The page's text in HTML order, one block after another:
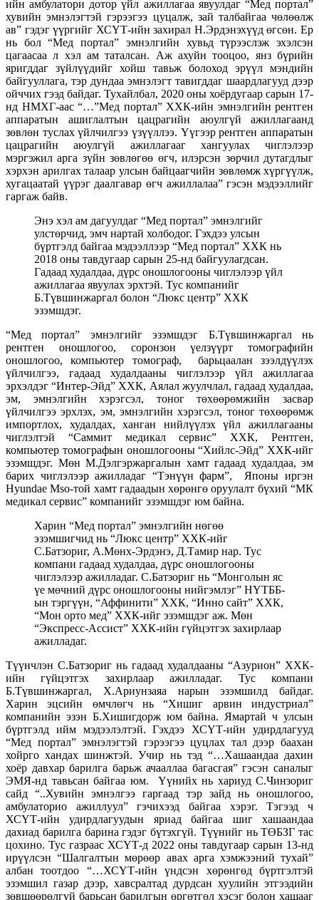
ийн амбулатори дотор үйл ажиллагаа явуулдаг “Мед портал”
хувийн эмнэлэгтэй гэрээгээ цуцалж, зай талбайгаа чөлөөлж
ав” гэдэг үүргийг ХСҮТ-ийн захирал Н.Эрдэнэхүүд өгсөн. Ер
нь бол “Мед портал” эмнэлгийн хувьд түрээслэж эхэлсэн
цагаасаа л хэл ам таталсан. Аж ахуйн тооцоо, янз бүрийн
яригддаг зүйлүүдийг хойш тавьж болоход эрүүл мэндийн
байгууллага, тэр дундаа эмнэлэгт тавигддаг шаардлагууд дээр
ойччих гээд байдаг. Тухайлбал, 2020 оны хоёрдугаар сарын 17-
нд НМХГ-аас “…”Мед портал” ХХК-ийн эмнэлгийн рентген
аппаратын ашиглалтын цацрагийн аюулгүй ажиллагаанд
зөвлөн туслах үйлчилгээ үзүүллээ. Үүгээр рентген аппаратын
цацрагийн аюулгүй ажиллагааг хангуулах чиглэлээр
мэргэжил арга зүйн зөвлөгөө өгч, илэрсэн зөрчил дутагдлыг
хэрхэн арилгах талаар улсын байцаагчийн зөвлөмж хүргүүлж,
хугацаатай үүрэг даалгавар өгч ажиллалаа” гэсэн мэдээллийг
гаргаж байв.
Энэ хэл ам дагуулдаг “Мед портал” эмнэлгийг
улстөрчид, эмч нартай холбодог. Гэхдээ улсын
бүртгэлд байгаа мэдээллээр “Мед портал” ХХК нь
2018 оны тавдугаар сарын 25-нд байгуулагдсан.
Гадаад худалдаа, дүрс оношлогооны чиглэлээр үйл
ажиллагаа явуулах эрхтэй. Тус компанийг
Б.Түвшинжаргал болон “Люкс центр” ХХК
эзэмшдэг.
“Мед портал” эмнэлгийг эзэмшдэг Б.Түвшинжаргал нь
рентген оношлогоо, соронзон үелзүүрт томографийн
оношлогоо, компьютер томограф, барьцаалан зээлдүүлэх
үйлчилгээ, гадаад худалдааны чиглэлээр үйл ажиллагаа
эрхэлдэг “Интер-Эйд” ХХК, Аялал жуулчлал, гадаад худалдаа,
эм, эмнэлгийн хэрэгсэл, тоног төхөөрөмжийн засвар
үйлчилгээ эрхлэх, эм, эмнэлгийн хэрэгсэл, тоног төхөөрөмж
импортлох, худалдах, ханган нийлүүлэх үйл ажиллагааны
чиглэлтэй “Саммит медикал сервис” ХХК, Рентген,
компьютер томографын оношлогооны “Хийлс-Эйд” ХХК-ийг
эзэмшдэг. Мөн М.Дэлгэржаргалын хамт гадаад худалдаа, эм
барих чиглэлээр ажилладаг “Тэнүүн фарм”, Японы иргэн
Hyundae Mso-той хамт гадаадын хөрөнгө оруулалт бүхий “МК
медикал сервис” компанийг эзэмшдэг юм байна.
Харин “Мед портал” эмнэлгийн нөгөө
эзэмшигчид нь “Люкс центр” ХХК-ийг
С.Батзориг, А.Мөнх-Эрдэнэ, Д.Тамир нар. Тус
компани гадаад худалдаа, дүрс оношлогооны
чиглэлээр ажилладаг. С.Батзориг нь “Монголын яс
үе мөчний дүрс оношлогооны нийгэмлэг” НҮТББ-
ын тэргүүн, “Аффинити” ХХК, “Инно сайт” ХХК,
“Мон орто мед” ХХК-ийг эзэмшдэг аж. Мөн
“Экспресс-Ассист” ХХК-ийн гүйцэтгэх захирлаар
ажилладаг.
Түүнчлэн С.Батзориг нь гадаад худалдааны “Азурион” ХХК-
ийн гүйцэтгэх захирлаар ажилладаг. Тус компани
Б.Түвшинжаргал, Х.Ариунзаяа нарын эзэмшилд байдаг.
Харин эцсийн өмчлөгч нь “Хишиг арвин индустриал”
компанийн эзэн Б.Хишигдорж юм байна. Ямартай ч улсын
бүртгэлд ийм мэдээлэлтэй. Гэхдээ ХСҮТ-ийн удирдлагууд
“Мед портал” эмнэлэгтэй гэрээгээ цуцлах тал дээр баахан
хойрго хандах шинжтэй. Учир нь тэд “…Хашаандаа дахин
хоёр давхар барилга барьж ачааллаа багасгая” гэсэн саналыг
ЭМЯ-нд тавьсан байгаа юм. Үүнийх нь хариуд С.Чинзориг
сайд “..Хувийн эмнэлгээ гаргаад тэр зайд нь оношлогоо,
амбулаторио ажиллуул” гэчихээд байгаа хэрэг. Тэгээд ч
ХСҮТ-ийн удирдлагуудын яриад байгаа шиг хашаандаа
дахиад барилга барина гэдэг бүтэхгүй. Түүнийг нь ТӨБЗГ тас
цохино. Тус газраас ХСҮТ-д 2022 оны тавдугаар сарын 13-нд
ирүүлсэн “Шалгалтын мөрөөр авах арга хэмжээний тухай”
албан тоотдоо “…ХСҮТ-ийн үндсэн хөрөнгөд бүртгэлтэй
эзэмшил газар дээр, хавсралтад дурдсан хуулийн этгээдийн
зөвшөөрөлгүй барьсан барилгын өргөтгөл хэсэг болон хашааг